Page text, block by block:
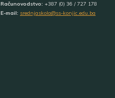
Računovodstvo: +387 (0) 36 / 727 178
E-mail: srednjaskola@ss-konjic.edu.ba